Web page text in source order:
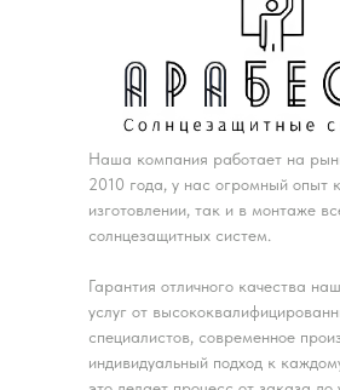
Наша компания работает на
2010 года, у нас огромный опыт
изготовлении, так и в монтаже
солнцезащитных систем.
Гарантия отличного качества
услуг от
специалистов, современное
индивидуальный подход к